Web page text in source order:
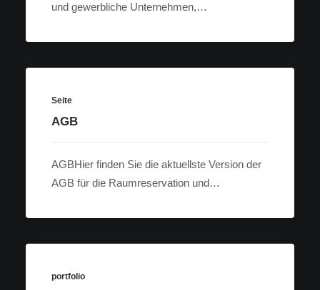
und gewerbliche Unternehmen,…
Seite
AGB
AGBHier finden Sie die aktuellste Version der
AGB für die Raumreservation und…
portfolio